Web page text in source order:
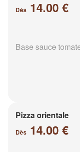
Dès 14.00 €
Base sauce
Pizza orientale
Dès 14.00 €